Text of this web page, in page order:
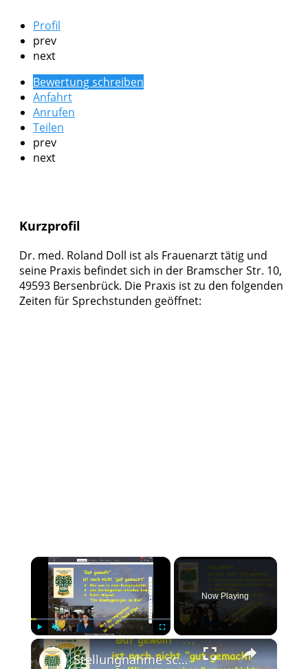
Profil
prev
next
Bewertung schreiben
Anfahrt
Anrufen
Teilen
prev
next
Kurzprofil
Dr. med. Roland Doll ist als Frauenarzt tätig und
seine Praxis befindet sich in der Bramscher Str. 10,
49593 Bersenbrück. Die Praxis ist zu den folgenden
Zeiten für Sprechstunden geöffnet:
×
Play Unmute Fullscreen
Now Playing
×
Stellungnahme schreiben: z.B. Pattie Wigand, Montagmorgen ... - "Gut gewollt" - auch "gut gemacht"?